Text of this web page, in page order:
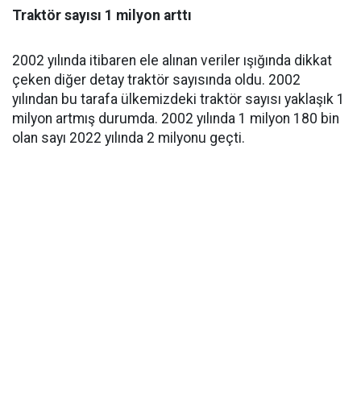
Traktör sayısı 1 milyon arttı
2002 yılında itibaren ele alınan veriler ışığında dikkat
çeken diğer detay traktör sayısında oldu. 2002
yılından bu tarafa ülkemizdeki traktör sayısı yaklaşık 1
milyon artmış durumda. 2002 yılında 1 milyon 180 bin
olan sayı 2022 yılında 2 milyonu geçti.